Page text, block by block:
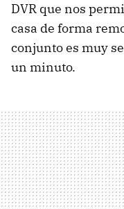
DVR que nos
casa de forma
conjunto es muy
un minuto.